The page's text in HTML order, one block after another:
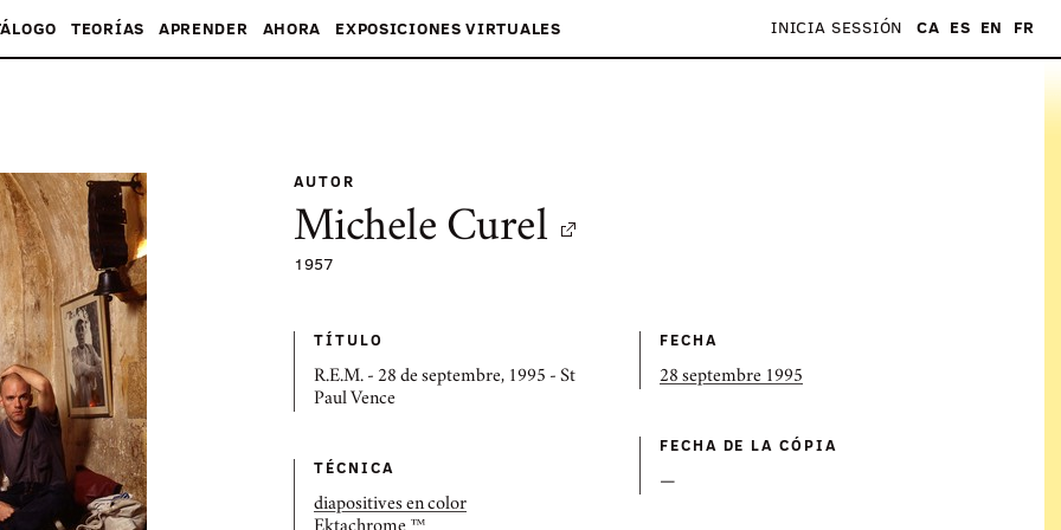
TEORÍAS APRENDER AHORA EXPOSICIONES VIRTUALES INICIA SESSIÓN CA ES EN FR
AUTOR
Michele Curel
1957
TÍTULO
R.E.M. - 28 de septembre, 1995 - St
Paul Vence
FECHA
28 septembre 1995
FECHA DE LA CÓPIA
—
TÉCNICA
diapositives en color